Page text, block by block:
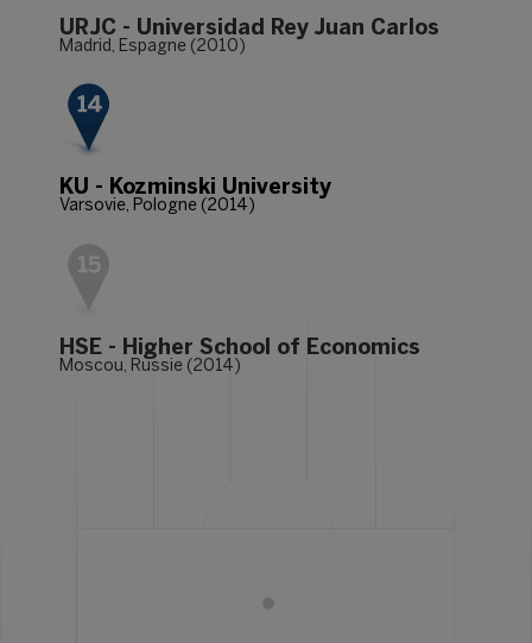
URJC - Universidad Rey Juan Carlos
Madrid, Espagne (2010)
KU - Kozminski University
Varsovie, Pologne (2014)
HSE - Higher School of Economics
Moscou, Russie (2014)